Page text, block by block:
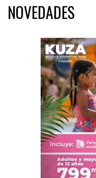
NOVEDADES